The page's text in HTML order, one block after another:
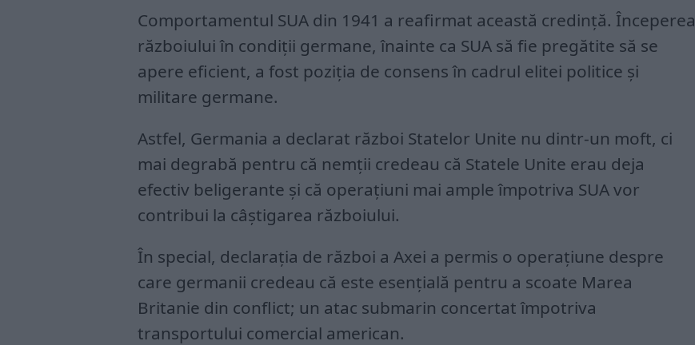
Comportamentul SUA din 1941 a reafirmat această credință. Începerea
războiului în condiții germane, înainte ca SUA să fie pregătite să se
apere eficient, a fost poziția de consens în cadrul elitei politice și
militare germane.
Astfel, Germania a declarat război Statelor Unite nu dintr-un moft, ci
mai degrabă pentru că nemții credeau că Statele Unite erau deja
efectiv beligerante și că operațiuni mai ample împotriva SUA vor
contribui la câștigarea războiului.
În special, declarația de război a Axei a permis o operațiune despre
care germanii credeau că este esențială pentru a scoate Marea
Britanie din conflict; un atac submarin concertat împotriva
transportului comercial american.